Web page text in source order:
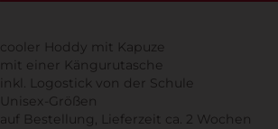
cooler Hoddy mit Kapuze
mit einer Kängurutasche
inkl. Logostick von der Schule
Unisex-Größen
auf Bestellung, Lieferzeit ca. 2 Wochen